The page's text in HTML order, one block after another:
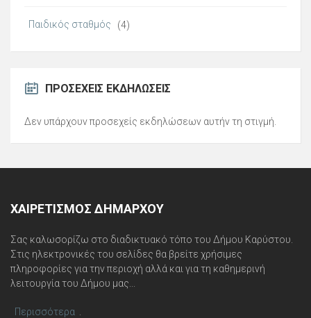
Παιδικός σταθμός (4)
ΠΡΟΣΕΧΕΊΣ ΕΚΔΗΛΏΣΕΙΣ
Δεν υπάρχουν προσεχείς εκδηλώσεων αυτήν τη στιγμή.
ΧΑΙΡΕΤΙΣΜΌΣ ΔΗΜΆΡΧΟΥ
Σας καλωσορίζω στο διαδικτυακό τόπο του Δήμου Καρύστου.
Στις ηλεκτρονικές του σελίδες θα βρείτε χρήσιμες
πληροφορίες για την περιοχή αλλά και για τη καθημερινή
λειτουργία του Δήμου μας...
Περισσότερα